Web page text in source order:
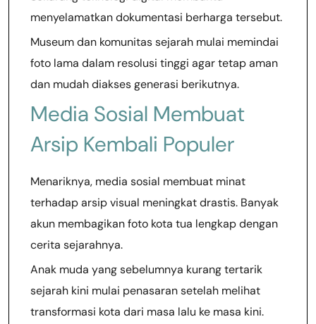
menyelamatkan dokumentasi berharga tersebut.
Museum dan komunitas sejarah mulai memindai
foto lama dalam resolusi tinggi agar tetap aman
dan mudah diakses generasi berikutnya.
Media Sosial Membuat
Arsip Kembali Populer
Menariknya, media sosial membuat minat
terhadap arsip visual meningkat drastis. Banyak
akun membagikan foto kota tua lengkap dengan
cerita sejarahnya.
Anak muda yang sebelumnya kurang tertarik
sejarah kini mulai penasaran setelah melihat
transformasi kota dari masa lalu ke masa kini.